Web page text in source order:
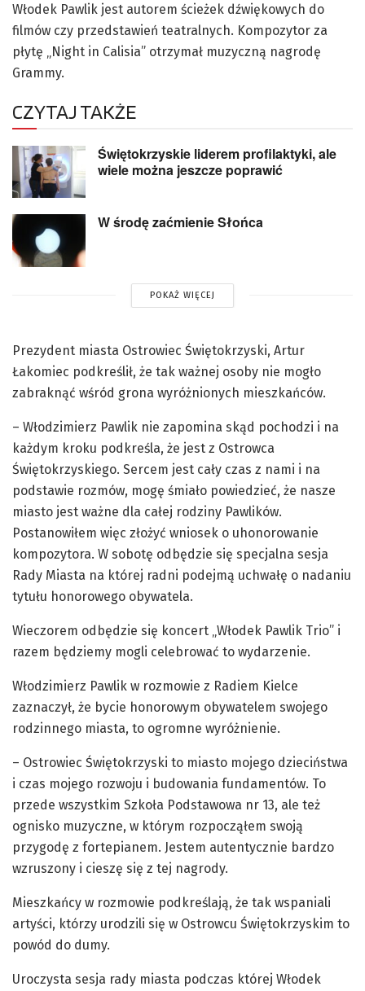
Włodek Pawlik jest autorem ścieżek dźwiękowych do
filmów czy przedstawień teatralnych. Kompozytor za
płytę „Night in Calisia” otrzymał muzyczną nagrodę
Grammy.
CZYTAJ TAKŻE
Świętokrzyskie liderem profilaktyki, ale
wiele można jeszcze poprawić
W środę zaćmienie Słońca
POKAŻ WIĘCEJ
Prezydent miasta Ostrowiec Świętokrzyski, Artur
Łakomiec podkreślił, że tak ważnej osoby nie mogło
zabraknąć wśród grona wyróżnionych mieszkańców.
– Włodzimierz Pawlik nie zapomina skąd pochodzi i na
każdym kroku podkreśla, że jest z Ostrowca
Świętokrzyskiego. Sercem jest cały czas z nami i na
podstawie rozmów, mogę śmiało powiedzieć, że nasze
miasto jest ważne dla całej rodziny Pawlików.
Postanowiłem więc złożyć wniosek o uhonorowanie
kompozytora. W sobotę odbędzie się specjalna sesja
Rady Miasta na której radni podejmą uchwałę o nadaniu
tytułu honorowego obywatela.
Wieczorem odbędzie się koncert „Włodek Pawlik Trio” i
razem będziemy mogli celebrować to wydarzenie.
Włodzimierz Pawlik w rozmowie z Radiem Kielce
zaznaczył, że bycie honorowym obywatelem swojego
rodzinnego miasta, to ogromne wyróżnienie.
– Ostrowiec Świętokrzyski to miasto mojego dzieciństwa
i czas mojego rozwoju i budowania fundamentów. To
przede wszystkim Szkoła Podstawowa nr 13, ale też
ognisko muzyczne, w którym rozpocząłem swoją
przygodę z fortepianem. Jestem autentycznie bardzo
wzruszony i cieszę się z tej nagrody.
Mieszkańcy w rozmowie podkreślają, że tak wspaniali
artyści, którzy urodzili się w Ostrowcu Świętokrzyskim to
powód do dumy.
Uroczysta sesja rady miasta podczas której Włodek